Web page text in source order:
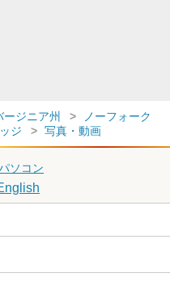
ージニア州
ノーフォーク
ジ
写真・動画
ソコン